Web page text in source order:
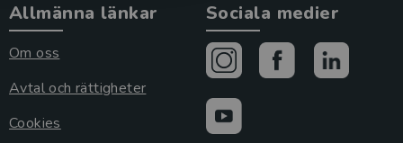
Allmänna länkar
Om oss
Avtal och rättigheter
Cookies
Sociala medier